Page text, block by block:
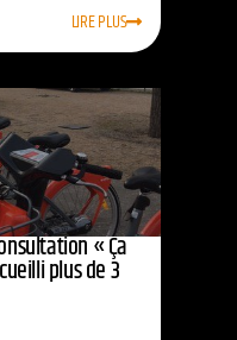
LIRE PLUS
« Ça
plus de 3